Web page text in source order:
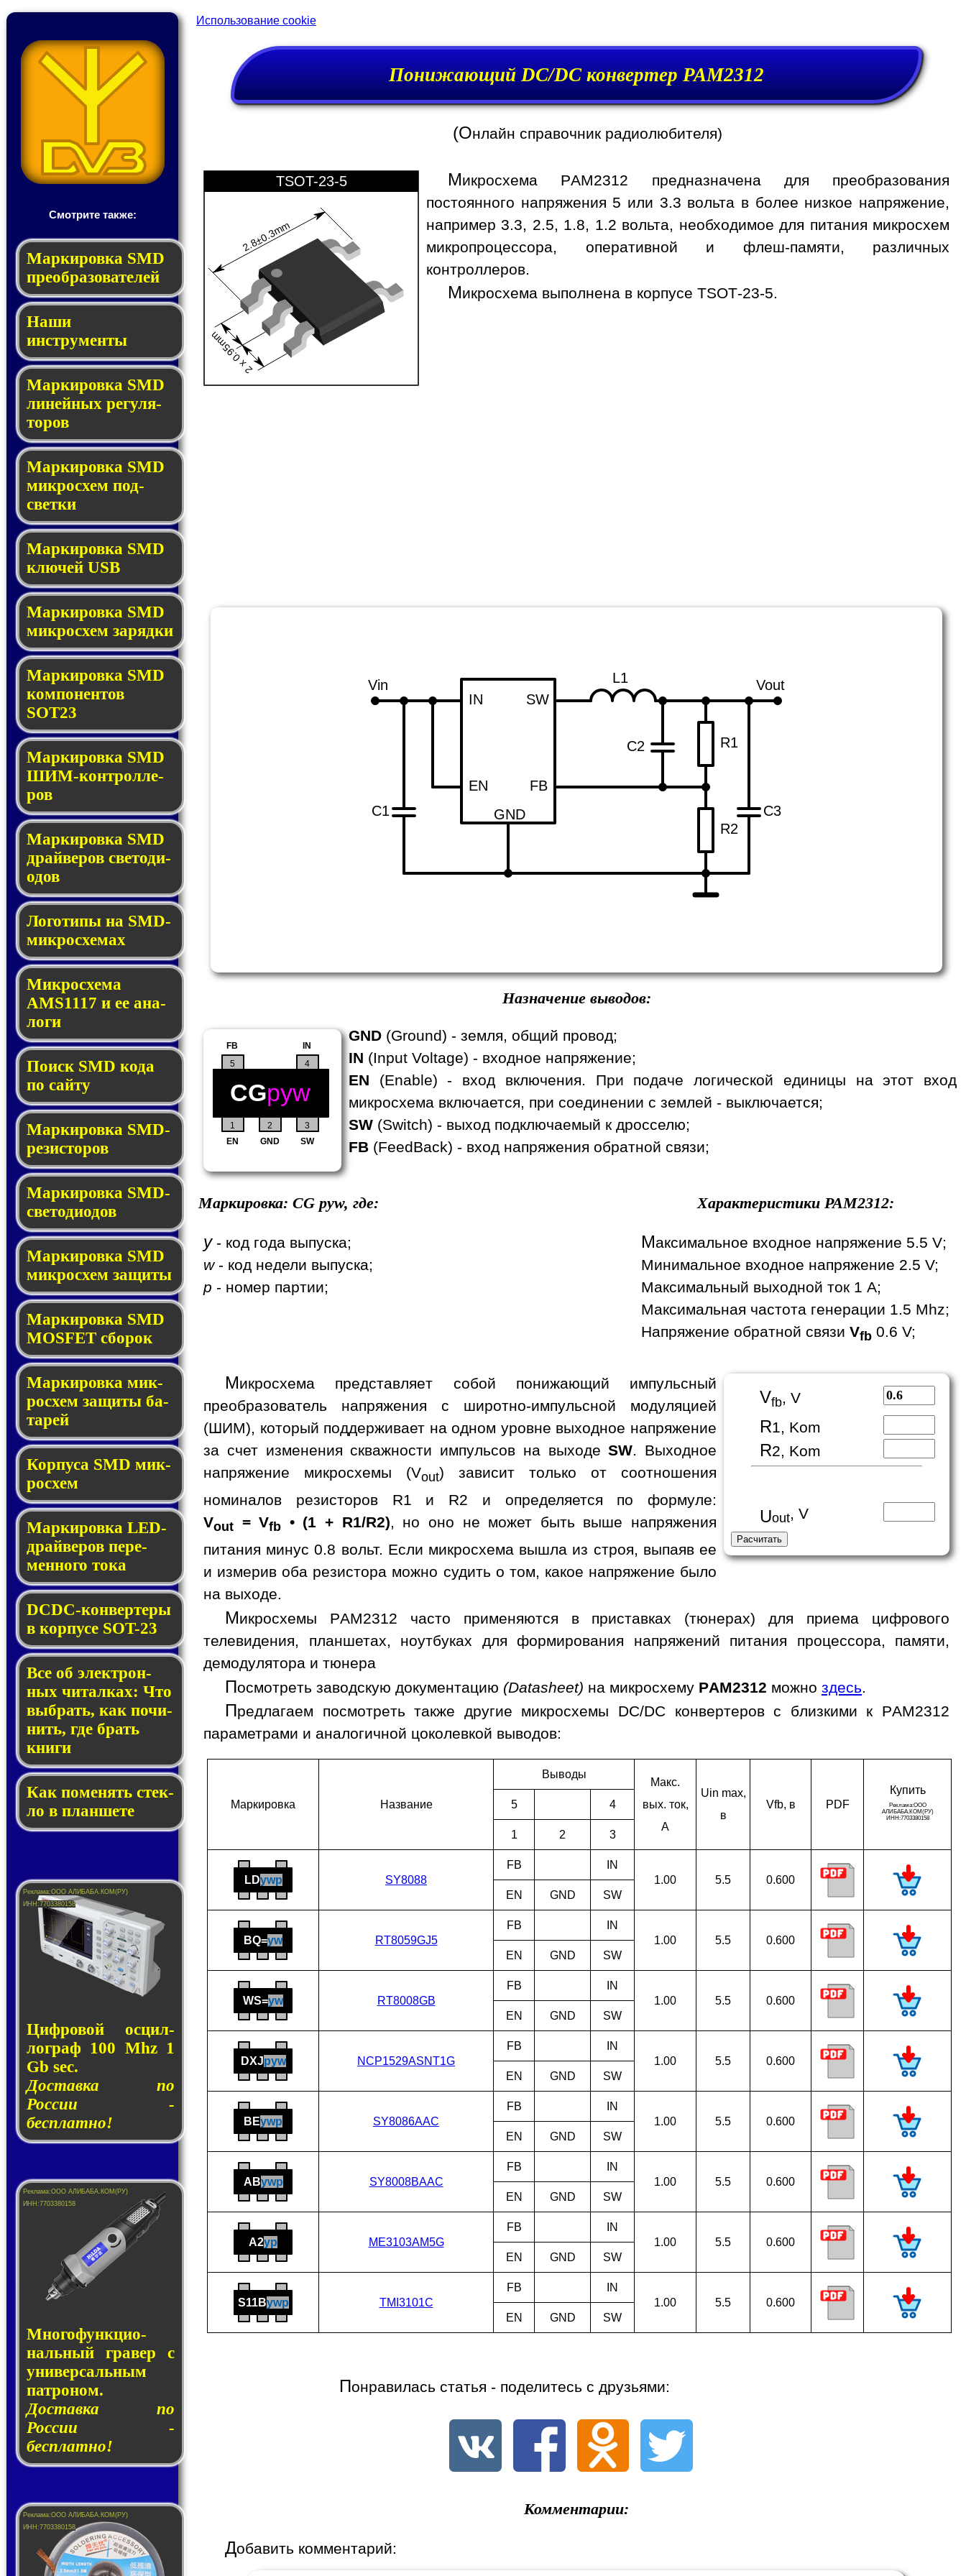
Смотрите также:
Мар­ки­ров­ка SMD
пре­об­ра­зо­ва­те­лей
Наши
инструменты
Маркировка SMD
ли­ней­ных ре­гу­ля­
то­ров
Маркировка SMD
мик­ро­схем под­
свет­ки
Маркировка SMD
клю­чей USB
Маркировка SMD
мик­рос­хем за­ряд­ки
Маркировка SMD
ком­по­нен­тов
SOT23
Маркировка SMD
ШИМ-кон­трол­ле­
ров
Маркировка SMD
драй­ве­ров све­то­ди­
о­дов
Логотипы на SMD-
мик­ро­схе­мах
Микросхема
AMS1117 и ее ана­
ло­ги
Поиск SMD ко­да
по сай­ту
Маркировка SMD-
ре­зис­то­ров
Маркировка SMD-
све­то­дио­дов
Мар­ки­ров­ка SMD
мик­рос­хем защиты
Мар­ки­ров­ка SMD
MOSFET сбо­рок
Мар­ки­ров­ка мик­
ро­схем за­щи­ты ба­
та­рей
Корпуса SMD мик­
ро­схем
Маркировка LED-
драй­ве­ров пе­ре­
мен­но­го то­ка
DCDC-кон­вер­те­ры
в кор­пу­се SOT-23
Все об элек­трон­
ных чи­тал­ках: Что
выб­рать, как по­чи­
нить, где брать
кни­ги
Как по­ме­нять стек­
ло в планшете
Циф­ро­вой ос­цил­
лог­раф 100 Mhz 1
Gb sec.
Доставка по
России -
бесплатно!
Много­функ­цио­
наль­ный гра­вер с
уни­вер­саль­ным
пат­ро­ном.
Доставка по
России -
бесплатно!
Использование cookie
Понижающий DC/DC конвертер PAM2312
(Онлайн справочник радиолюбителя)
2.8±0.3mm
2 x 0.95mm
TSOT-23-5 Микросхема PAM2312 предназначена для преобразования
постоянного напряжения 5 или 3.3 вольта в более низкое напряжение,
например 3.3, 2.5, 1.8, 1.2 вольта, необходимое для питания микросхем
микропроцессора, оперативной и флеш-памяти, различных
контроллеров.
Микросхема выполнена в корпусе TSOT-23-5.
C1 C3
R1
R2
L1
Vin
Vout
IN
EN
SW
FB
GND
C2
Назначение выводов:
1 2 3
4
EN GND SW
IN
5
FB
CGpyw
GND (Ground) - земля, общий провод;
IN (Input Voltage) - входное напряжение;
EN (Enable) - вход включения. При подаче логической единицы на этот вход
микросхема включается, при соединении с землей - выключается;
SW (Switch) - выход подключаемый к дросселю;
FB (FeedBack) - вход напряжения обратной связи;
Маркировка: CG pyw, где:
y- код года выпуска;
w- код недели выпуска;
p - номер партии;
Характеристики PAM2312:
Максимальное входное напряжение 5.5 V;
Минимальное входное напряжение 2.5 V;
Максимальный выходной ток 1 A;
Максимальная частота генерации 1.5 Mhz;
Напряжение обратной связи Vfb 0.6 V;
Vfb, V
R1, Kom
R2, Kom
Uout, V
Микросхема представляет собой понижающий импульсный
преобразователь напряжения с широтно-импульсной модуляцией
(ШИМ), который поддерживает на одном уровне выходное напряжение
за счет изменения скважности импульсов на выходеSW. Выходное
напряжение микросхемы (Vout) зависит только от соотношения
номиналов резисторов R1 и R2 и определяется по формуле:
Vout = Vfb • (1 + R1/R2), но оно не может быть выше напряжения
питания минус 0.8 вольт. Если микросхема вышла из строя, выпаяв ее
и измерив оба резистора можно судить о том, какое напряжение было
на выходе.
Микросхемы PAM2312 часто применяются в приставках (тюнерах) для приема цифрового
телевидения, планшетах, ноутбуках для формирования напряжений питания процессора, памяти,
демодулятора и тюнера
Посмотреть заводскую документацию (Datasheet) на микросхему PAM2312 можно здесь
Предлагаем посмотреть также другие микросхемы DC/DC конвертеров с близкими к PAM2312
параметрами и аналогичной цоколевкой выводов:
Мар­ки­ров­ка Наз­ва­ние
Выводы
Макс.
вых. ток,
A
Uin max,
в
Vfb, в PDF
Ку­пить
5
4
1 2 3
LDywp SY8088
FB
IN
1.00
5.5
0.600
EN
GND SW
BQ=yw RT8059GJ5
FB
IN
1.00
5.5
0.600
EN
GND SW
WS=yw RT8008GB
FB
IN
1.00
5.5
0.600
EN
GND SW
DXJpyw NCP1529ASNT1G
FB
IN
1.00
5.5
0.600
EN
GND SW
BEywp SY8086AAC
FB
IN
1.00
5.5
0.600
EN
GND SW
ABywp SY8008BAAC
FB
IN
1.00
5.5
0.600
EN
GND SW
A2yp ME3103AM5G
FB
IN
1.00
5.5
0.600
EN
GND SW
S11Bywp TMI3101C
FB
IN
1.00
5.5
0.600
EN
GND SW
Понравилась статья - поделитесь с друзьями:
Комментарии:
Добавить комментарий: